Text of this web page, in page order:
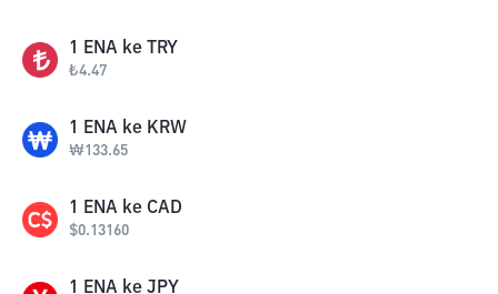
1 ENA ke TRY
₺4.47
1 ENA ke KRW
₩133.65
1 ENA ke CAD
$0.13160
1 ENA ke JPY